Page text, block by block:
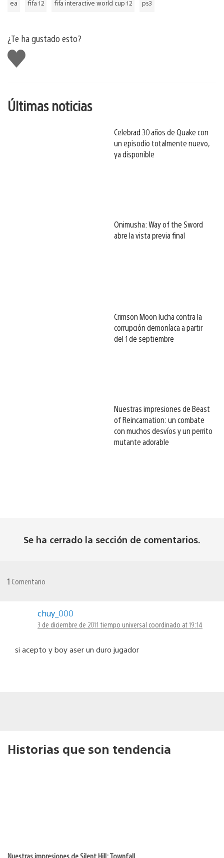
ea fifa 12 fifa interactive world cup 12 ps3
¿Te ha gustado esto?
Me
gusta
Últimas noticias
Celebrad 30 años de Quake con
un episodio totalmente nuevo,
ya disponible
Onimusha: Way of the Sword
abre la vista previa final
Crimson Moon lucha contra la
corrupción demoníaca a partir
del 1 de septiembre
Nuestras impresiones de Beast
of Reincarnation: un combate
con muchos desvíos y un perrito
mutante adorable
Se ha cerrado la sección de comentarios.
1 Comentario
chuy_000
3 de diciembre de 2011 tiempo universal coordinado at 19:14
si acepto y boy aser un duro jugador
Historias que son tendencia
Nuestras impresiones de Silent Hill: Townfall